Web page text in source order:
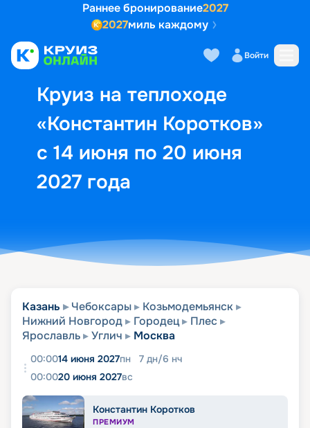
Раннее бронирование2027
2027миль каждому
Войти
Круиз на теплоходе
«Константин Коротков»
с 14 июня по 20 июня
2027 года
Выбор кают Маршрут и
Казань Чебоксары
Козьмодемьянск
Нижний Новгород
Городец
Плес
Ярославль
Углич Москва
00:0014 июня 2027пн 7 дн/6 нч
00:0020 июня 2027вс
Константин Коротков
ПРЕМИУМ